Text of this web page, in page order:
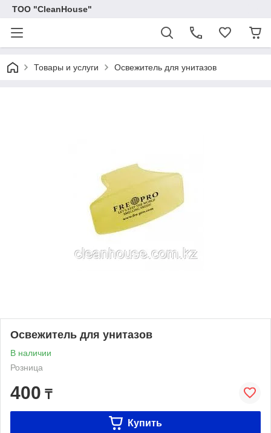
ТОО "CleanHouse"
Товары и услуги Освежитель для унитазов
Освежитель для унитазов
В наличии
Розница
400 ₸
Купить